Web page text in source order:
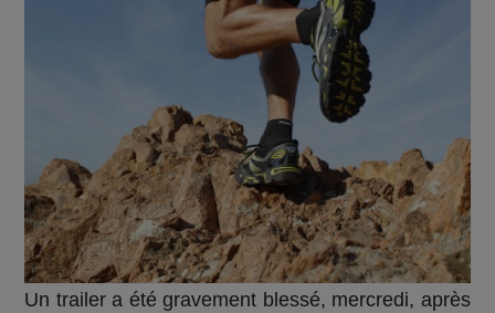
Un trailer a été gravement blessé, mercredi, après